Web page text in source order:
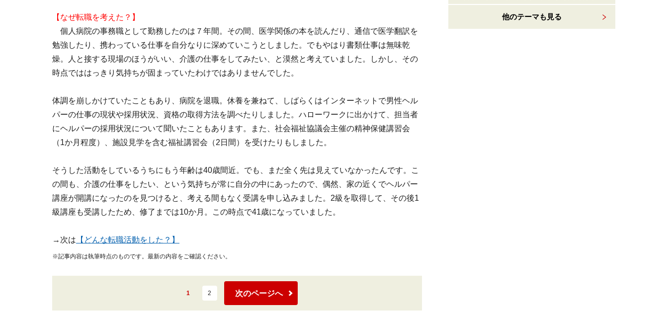
【なぜ転職を考えた？】
個人病院の事務職として勤務したのは７年間。その間、医学関係の本を読んだり、通信で医学翻訳を
勉強したり、携わっている仕事を自分なりに深めていこうとしました。でもやはり書類仕事は無味乾
燥。人と接する現場のほうがいい、介護の仕事をしてみたい、と漠然と考えていました。しかし、その
時点でははっきり気持ちが固まっていたわけではありませんでした。
体調を崩しかけていたこともあり、病院を退職。休養を兼ねて、しばらくはインターネットで男性ヘル
パーの仕事の現状や採用状況、資格の取得方法を調べたりしました。ハローワークに出かけて、担当者
にヘルパーの採用状況について聞いたこともあります。また、社会福祉協議会主催の精神保健講習会
（1か月程度）、施設見学を含む福祉講習会（2日間）を受けたりもしました。
そうした活動をしているうちにもう年齢は40歳間近。でも、まだ全く先は見えていなかったんです。こ
の間も、介護の仕事をしたい、という気持ちが常に自分の中にあったので、偶然、家の近くでヘルパー
講座が開講になったのを見つけると、考える間もなく受講を申し込みました。2級を取得して、その後1
級講座も受講したため、修了までは10か月。この時点で41歳になっていました。
→次は 【どんな転職活動をした？】
※記事内容は執筆時点のものです。最新の内容をご確認ください。
1 2 次のページへ
他のテーマも見る